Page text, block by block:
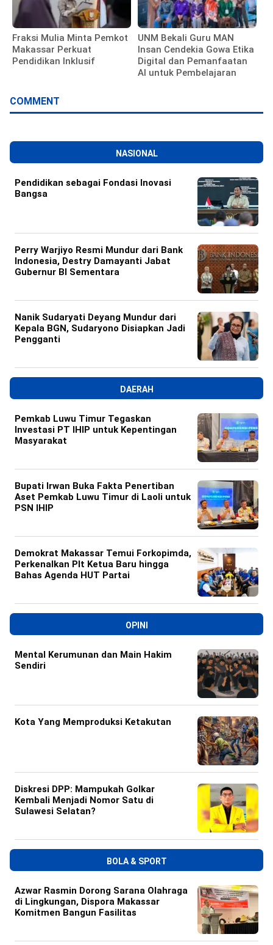
Fraksi Mulia Minta Pemkot
Makassar Perkuat
Pendidikan Inklusif
UNM Bekali Guru MAN
Insan Cendekia Gowa Etika
Digital dan Pemanfaatan
AI untuk Pembelajaran
COMMENT
NASIONAL
Pendidikan sebagai Fondasi Inovasi
Bangsa
Perry Warjiyo Resmi Mundur dari Bank
Indonesia, Destry Damayanti Jabat
Gubernur BI Sementara
Nanik Sudaryati Deyang Mundur dari
Kepala BGN, Sudaryono Disiapkan Jadi
Pengganti
DAERAH
Pemkab Luwu Timur Tegaskan
Investasi PT IHIP untuk Kepentingan
Masyarakat
Bupati Irwan Buka Fakta Penertiban
Aset Pemkab Luwu Timur di Laoli untuk
PSN IHIP
Demokrat Makassar Temui Forkopimda,
Perkenalkan Plt Ketua Baru hingga
Bahas Agenda HUT Partai
OPINI
Mental Kerumunan dan Main Hakim
Sendiri
Kota Yang Memproduksi Ketakutan
Diskresi DPP: Mampukah Golkar
Kembali Menjadi Nomor Satu di
Sulawesi Selatan?
BOLA & SPORT
Azwar Rasmin Dorong Sarana Olahraga
di Lingkungan, Dispora Makassar
Komitmen Bangun Fasilitas